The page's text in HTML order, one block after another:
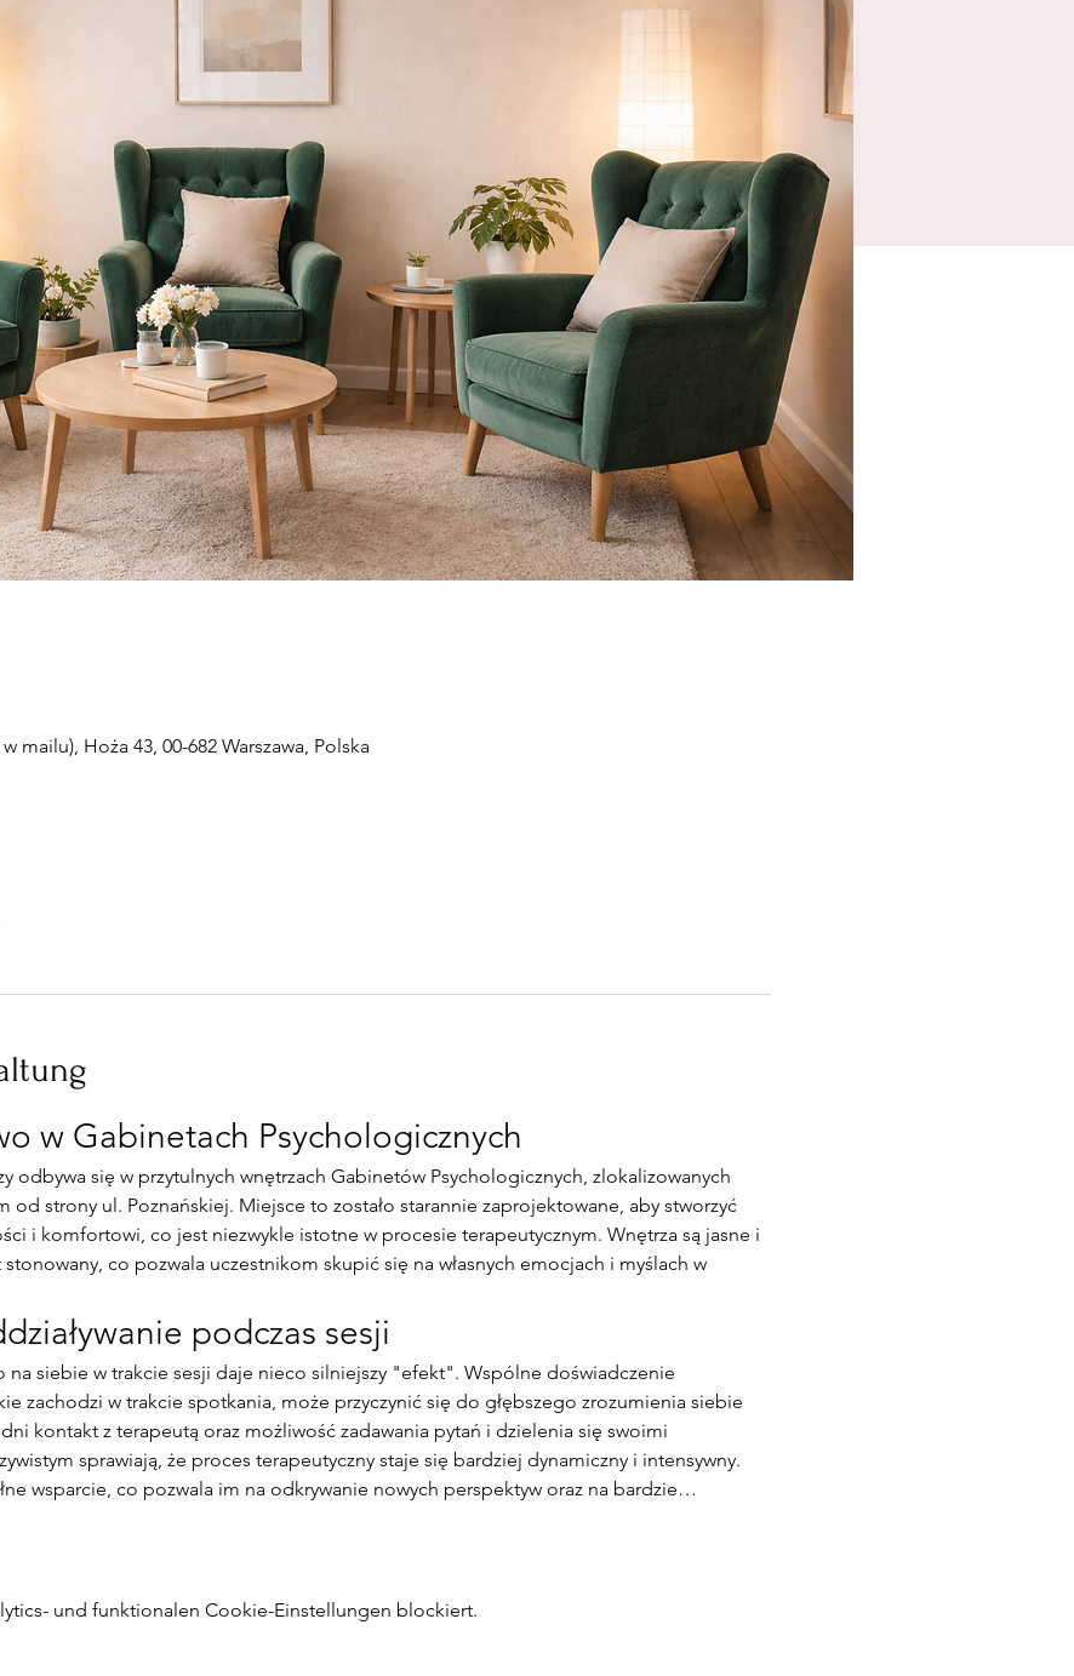
mailu), Hoża 43, 00-682 Warszawa, Polska
w Gabinetach Psychologicznych
od strony ul. Poznańskiej. Miejsce to zostało starannie zaprojektowane, aby stworzyć
i komfortowi, co jest niezwykle istotne w procesie terapeutycznym. Wnętrza są jasne i
co pozwala uczestnikom skupić się na własnych emocjach i myślach w
podczas sesji
zachodzi w trakcie spotkania, może przyczynić się do głębszego zrozumienia siebie
kontakt z terapeutą oraz możliwość zadawania pytań i dzielenia się swoimi
sprawiają, że proces terapeutyczny staje się bardziej dynamiczny i intensywny.
wsparcie, co pozwala im na odkrywanie nowych perspektyw oraz na bardzie…
und funktionalen Cookie-Einstellungen blockiert.